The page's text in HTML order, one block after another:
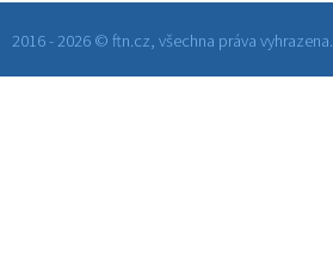
2016 - 2026 © ftn.cz, všechna práva vyhrazena.